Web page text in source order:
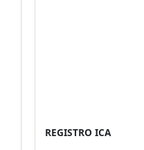
REGISTRO ICA